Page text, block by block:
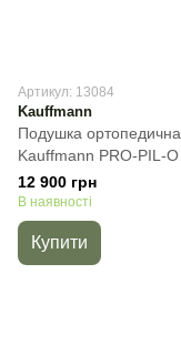
Артикул: 13084
Kauffmann
Подушка ортопедична
Kauffmann PRO-PIL-O
Viscomed, 53х36х12 см
12 900 грн
В наявності
Купити